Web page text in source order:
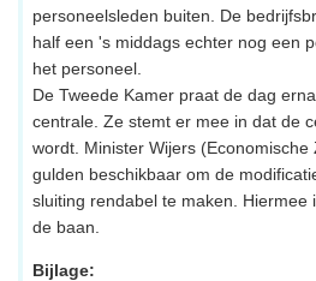
personeelsleden buiten. De
half een 's middags echter nog een
het personeel.
De Tweede Kamer praat de dag
centrale. Ze stemt er mee in dat de
wordt. Minister Wijers (Economische
gulden beschikbaar om de
sluiting rendabel te maken. Hiermee
de baan.
Bijlage: